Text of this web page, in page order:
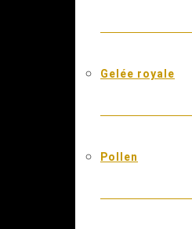
Gelée royale
Pollen